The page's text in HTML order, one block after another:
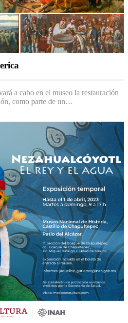
a cabo en el museo la restauración
como parte de un…